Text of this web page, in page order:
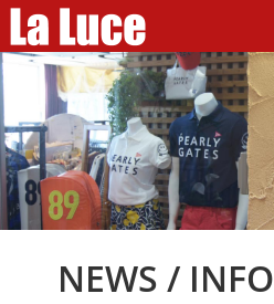
NEWS /